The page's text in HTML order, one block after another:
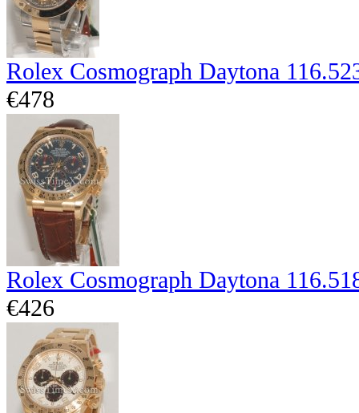
Rolex Cosmograph Daytona
€478
Rolex Cosmograph Daytona
€426